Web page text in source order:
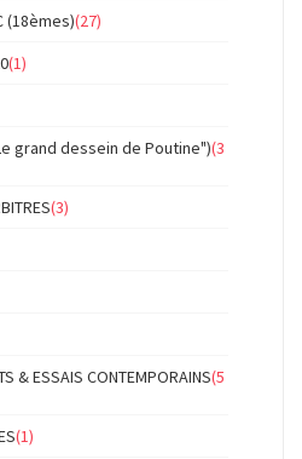
(18èmes)(27)
(1)
grand dessein de Poutine")(3
(3)
& ESSAIS CONTEMPORAINS(5
(1)